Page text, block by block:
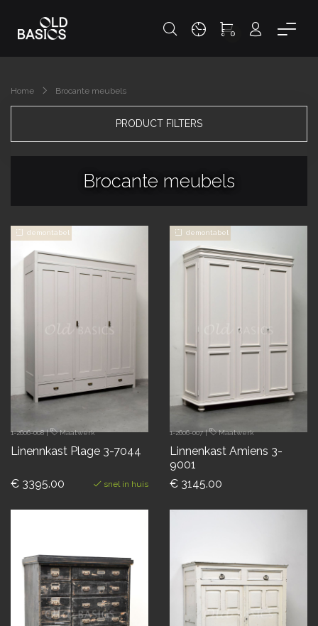
0
Home Brocante meubels
PRODUCT FILTERS
Brocante meubels
demontabel
1-2606-008| Maatwerk
Linennkast Plage 3-7044
€ 3395.00 snel in huis
demontabel
1-2606-007| Maatwerk
Linnenkast Amiens 3-
9001
€ 3145.00